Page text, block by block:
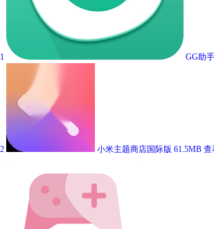
1 GG助手
2 小米主题商店国际版 61.5MB 查